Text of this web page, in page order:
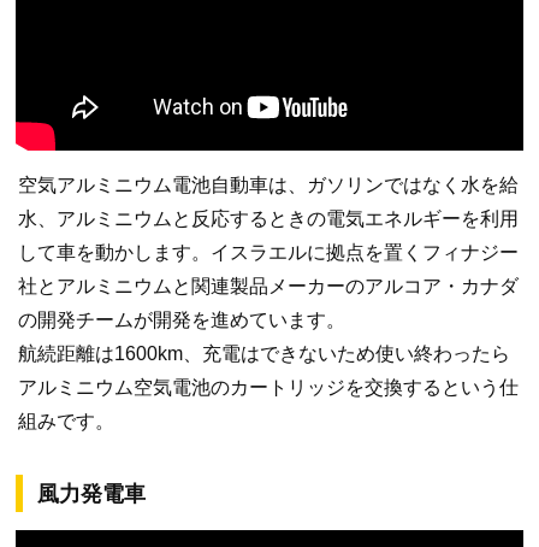
空気アルミニウム電池自動車は、ガソリンではなく水を給
水、アルミニウムと反応するときの電気エネルギーを利用
して車を動かします。イスラエルに拠点を置くフィナジー
社とアルミニウムと関連製品メーカーのアルコア・カナダ
の開発チームが開発を進めています。
航続距離は1600km、充電はできないため使い終わったら
アルミニウム空気電池のカートリッジを交換するという仕
組みです。
風力発電車